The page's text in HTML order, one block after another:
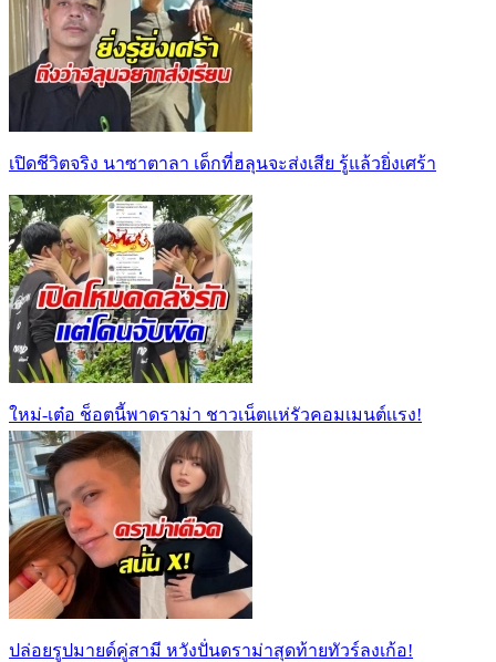
เปิดชีวิตจริง นาซาตาลา เด็กที่ฮลุนจะส่งเสีย รู้แล้วยิ่งเศร้า
ใหม่-เต๋อ ช็อตนี้พาดราม่า ชาวเน็ตเเห่รัวคอมเมนต์เเรง!
ปล่อยรูปมายด์คู่สามี หวังปั่นดราม่าสุดท้ายทัวร์ลงเก้อ!